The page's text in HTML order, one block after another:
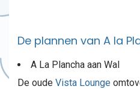
De plannen van A la
A La Plancha aan Wal
De oude Vista Lounge